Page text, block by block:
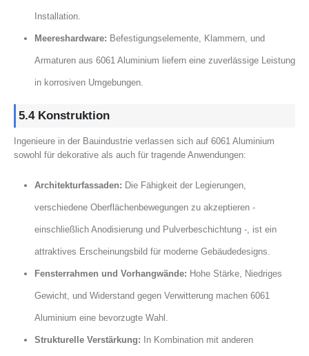
Installation.
Meereshardware: Befestigungselemente, Klammern, und
Armaturen aus 6061 Aluminium liefern eine zuverlässige Leistung
in korrosiven Umgebungen.
5.4 Konstruktion
Ingenieure in der Bauindustrie verlassen sich auf 6061 Aluminium
sowohl für dekorative als auch für tragende Anwendungen:
Architekturfassaden: Die Fähigkeit der Legierungen,
verschiedene Oberflächenbewegungen zu akzeptieren -
einschließlich Anodisierung und Pulverbeschichtung -, ist ein
attraktives Erscheinungsbild für moderne Gebäudedesigns.
Fensterrahmen und Vorhangwände: Hohe Stärke, Niedriges
Gewicht, und Widerstand gegen Verwitterung machen 6061
Aluminium eine bevorzugte Wahl.
Strukturelle Verstärkung: In Kombination mit anderen